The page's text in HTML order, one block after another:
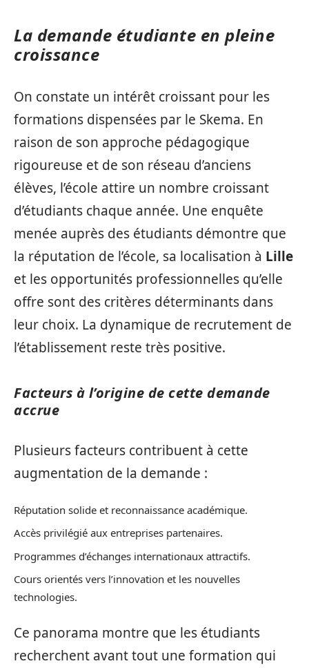
La demande étudiante en pleine
croissance
On constate un intérêt croissant pour les
formations dispensées par le Skema. En
raison de son approche pédagogique
rigoureuse et de son réseau d’anciens
élèves, l’école attire un nombre croissant
d’étudiants chaque année. Une enquête
menée auprès des étudiants démontre que
la réputation de l’école, sa localisation à Lille
et les opportunités professionnelles qu’elle
offre sont des critères déterminants dans
leur choix. La dynamique de recrutement de
l’établissement reste très positive.
Facteurs à l’origine de cette demande
accrue
Plusieurs facteurs contribuent à cette
augmentation de la demande :
Réputation solide et reconnaissance académique.
Accès privilégié aux entreprises partenaires.
Programmes d’échanges internationaux attractifs.
Cours orientés vers l’innovation et les nouvelles
technologies.
Ce panorama montre que les étudiants
recherchent avant tout une formation qui